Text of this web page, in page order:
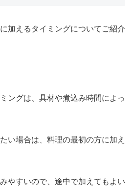
加えるタイミングについてご紹介
ングは、具材や煮込み時間によっ
い場合は、料理の最初の方に加え
やすいので、途中で加えてもよい